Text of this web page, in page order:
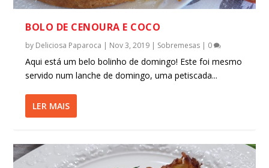
BOLO DE CENOURA E COCO
by Deliciosa Paparoca | Nov 3, 2019 | Sobremesas | 0
Aqui está um belo bolinho de domingo! Este foi mesmo
servido num lanche de domingo, uma petiscada...
LER MAIS